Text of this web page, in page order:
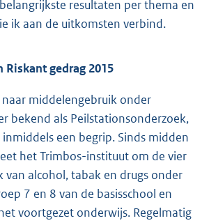
resultaten per thema en
ik aan de uitkomsten verbind.
Riskant gedrag 2015
middelengebruik onder
bekend als Peilstationsonderzoek,
een begrip. Sinds midden
het Trimbos-instituut om de vier
van alcohol, tabak en drugs onder
7 en 8 van de basisschool en
voortgezet onderwijs. Regelmatig